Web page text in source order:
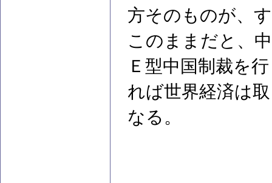
方そのものが、
このままだと、
Ｅ型中国制裁を
れば世界経済は
なる。